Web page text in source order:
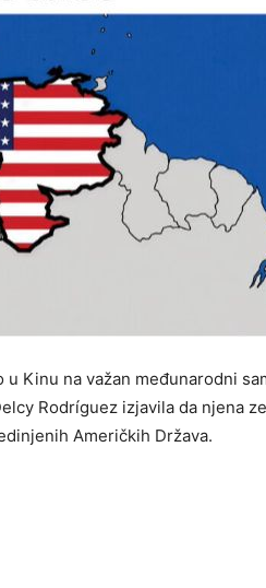
Kinu na važan međunarodni
Rodríguez izjavila da njena
Američkih Država.